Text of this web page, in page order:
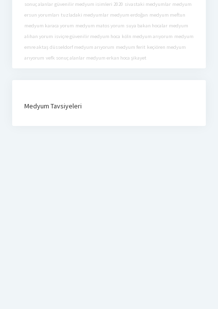
sonuç alanlar güvenilir medyum isimleri 2020 sivastaki medyumlar medyum
ersun yorumları tuzladaki medyumlar medyum erdoğan medyum meftun
medyum karaca yorum medyum matos yorum suya bakan hocalar medyum
alihan yorum isviçre güvenilir medyum hoca köln medyum arıyorum medyum
emre aktaş düsseldorf medyum arıyorum medyum ferit keçiören medyum
arıyorum vefk sonuç alanlar medyum erkan hoca şikayet
Medyum Tavsiyeleri